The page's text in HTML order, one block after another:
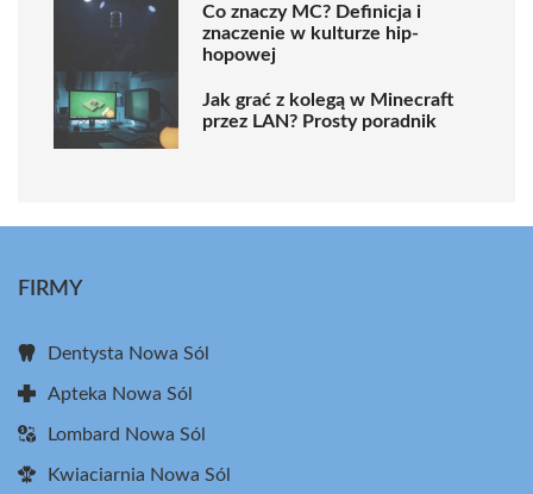
Co znaczy MC? Definicja i
znaczenie w kulturze hip-
hopowej
Jak grać z kolegą w Minecraft
przez LAN? Prosty poradnik
FIRMY
Dentysta Nowa Sól
Apteka Nowa Sól
Lombard Nowa Sól
Kwiaciarnia Nowa Sól